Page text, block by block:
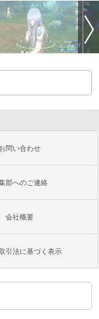
お問い合わせ
部へのご連絡
会社概要
引法に基づく表示